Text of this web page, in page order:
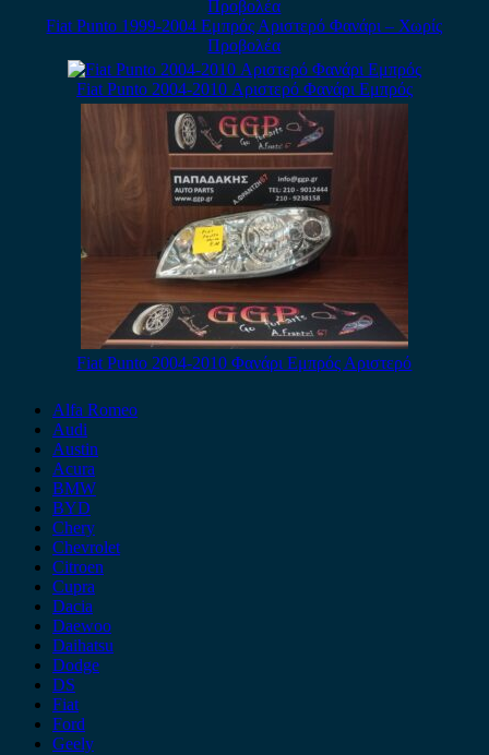
Fiat Punto 1999-2004 Εμπρός Αριστερό Φανάρι – Χωρίς
Προβολέα
Fiat Punto 2004-2010 Αριστερό Φανάρι Εμπρός
Fiat Punto 2004-2010 Φανάρι Εμπρός Αριστερό
Alfa Romeo
Audi
Austin
Acura
BMW
BYD
Chery
Chevrolet
Citroen
Cupra
Dacia
Daewoo
Daihatsu
Dodge
DS
Fiat
Ford
Geely